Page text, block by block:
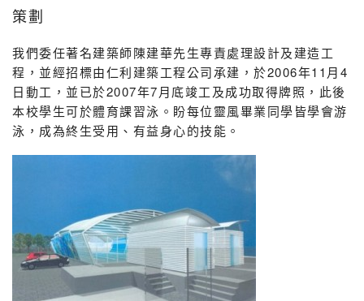
策劃
我們委任著名建築師陳建華先生專責處理設計及建造工
程，並經招標由仁利建築工程公司承建，於2006年11月4
日動工，並已於2007年7月底竣工及成功取得牌照，此後
本校學生可於體育課習泳。盼每位靈風畢業同學皆學會游
泳，成為終生受用、有益身心的技能。